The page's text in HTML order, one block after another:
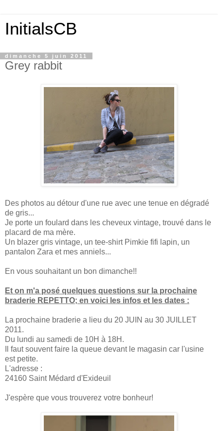
InitialsCB
dimanche 5 juin 2011
Grey rabbit
Des photos au détour d'une rue avec une tenue en dégradé
de gris...
Je porte un foulard dans les cheveux vintage, trouvé dans le
placard de ma mère.
Un blazer gris vintage, un tee-shirt Pimkie fifi lapin, un
pantalon Zara et mes anniels...
En vous souhaitant un bon dimanche!!
Et on m'a posé quelques questions sur la prochaine
braderie REPETTO; en voici les infos et les dates :
La prochaine braderie a lieu du 20 JUIN au 30 JUILLET
2011.
Du lundi au samedi de 10H à 18H.
Il faut souvent faire la queue devant le magasin car l'usine
est petite.
L'adresse :
24160 Saint Médard d'Exideuil
J'espère que vous trouverez votre bonheur!